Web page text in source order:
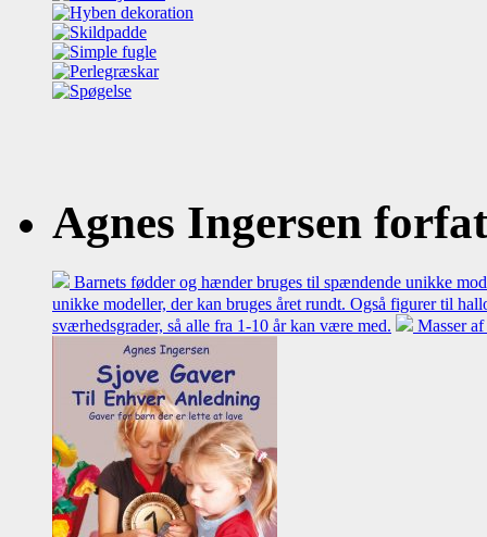
Agnes Ingersen
Barnets fødder og hænder bruges til spændende unikke
unikke modeller, der kan bruges året rundt. Også figurer til
sværhedsgrader, så alle fra 1-10 år kan være med.
Masser